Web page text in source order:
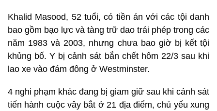
Khalid Masood, 52 tuổi, có tiền án với các tội danh
bao gồm bạo lực và tàng trữ dao trái phép trong các
năm 1983 và 2003, nhưng chưa bao giờ bị kết tội
khủng bố. Y bị cảnh sát bắn chết hôm 22/3 sau khi
lao xe vào đám đông ở Westminster.
4 nghi phạm khác đang bị giam giữ sau khi cảnh sát
tiến hành cuộc vây bắt ở 21 địa điểm, chủ yếu xung